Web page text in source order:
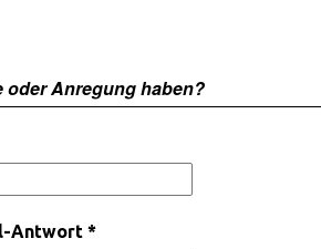
oder Anregung haben?
Antwort *